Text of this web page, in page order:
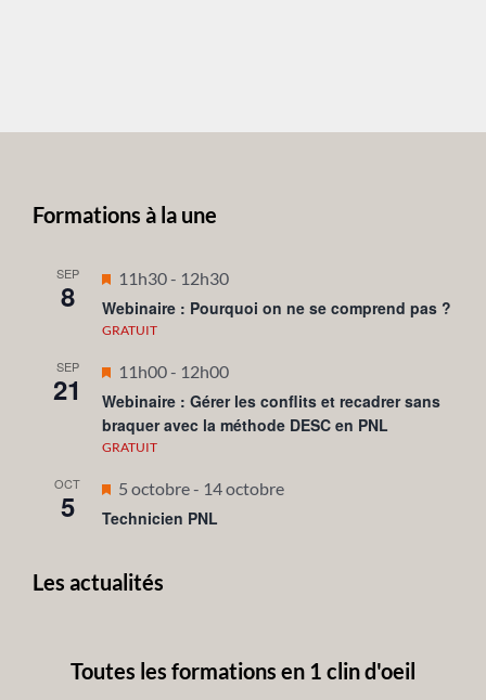
Formations à la une
SEP
8
Mis
en
avant
11h30- 12h30
Webinaire : Pourquoi on ne se comprend pas ?
GRATUIT
SEP
21
Mis
en
avant
11h00- 12h00
Webinaire : Gérer les conflits et recadrer sans
braquer avec la méthode DESC en PNL
GRATUIT
OCT
5
Mis
en
5 octobre- 14 octobre
Technicien PNL
Les actualités
Toutes les formations en 1 clin d'oeil